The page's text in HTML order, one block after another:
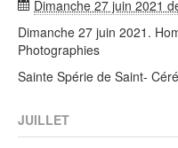
Dimanche 27 juin 2021
Dimanche 27 juin 2021.
Photographies
Sainte Spérie de Saint- Céré
JUILLET